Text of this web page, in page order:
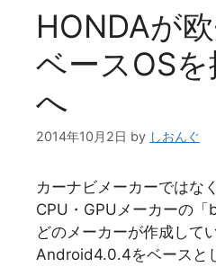
HONDAが
ベースOS
へ
2014年10月2日 by しおんぐ
カーナビメーカーではなく
CPU・GPUメーカーの
どのメーカーが作成して
Android4.0.4をベースと